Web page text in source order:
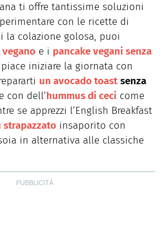
ti offre tantissime soluzioni
con le ricette di
la colazione golosa, puoi
e i pancake vegani senza
iniziare la giornata con
un avocado toast senza
con dell’hummus di ceci come
se apprezzi l’English Breakfast
strapazzato insaporito con
in alternativa alle classiche